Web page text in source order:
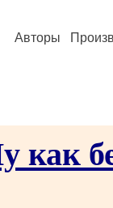
Авторы
как